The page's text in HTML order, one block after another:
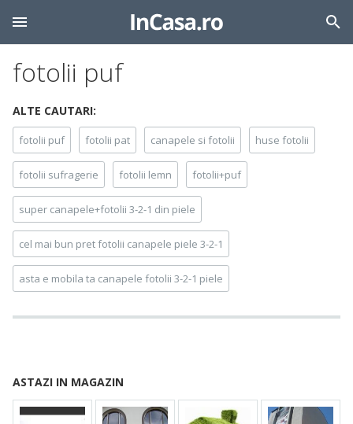
fotolii puf
ALTE CAUTARI:
fotolii puf fotolii pat canapele si fotolii huse fotolii
fotolii sufragerie fotolii lemn fotolii+puf
super canapele+fotolii 3-2-1 din piele
cel mai bun pret fotolii canapele piele 3-2-1
asta e mobila ta canapele fotolii 3-2-1 piele
ASTAZI IN MAGAZIN